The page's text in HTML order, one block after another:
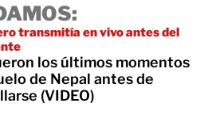
transmitía en vivo antes del
los últimos momentos
de Nepal antes de
(VIDEO)